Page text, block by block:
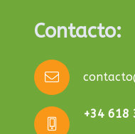
Contacto:
+34 618